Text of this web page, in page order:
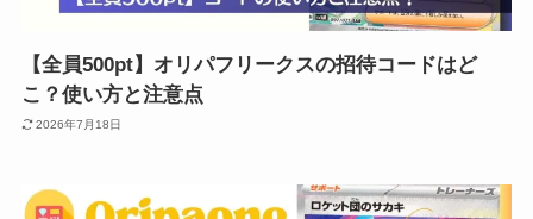
【全員500pt】オリパフリークスの招待コードはど
こ？使い方と注意点
2026年7月18日